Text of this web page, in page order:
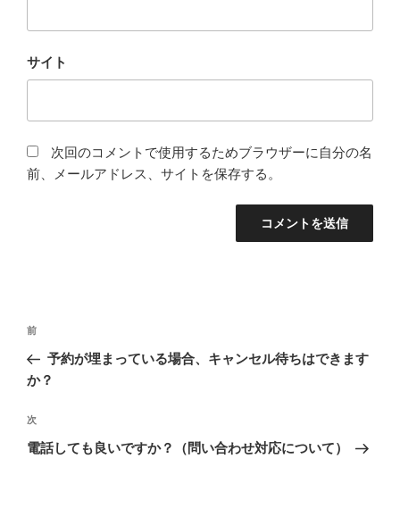
サイト
次回のコメントで使用するためブラウザーに自分の名
前、メールアドレス、サイトを保存する。
投
ナ
ゲ
ー
前
の
投
前
予約が埋まっている場合、キャンセル待ちはできます
か？
次
の
次
電話しても良いですか？（問い合わせ対応について）